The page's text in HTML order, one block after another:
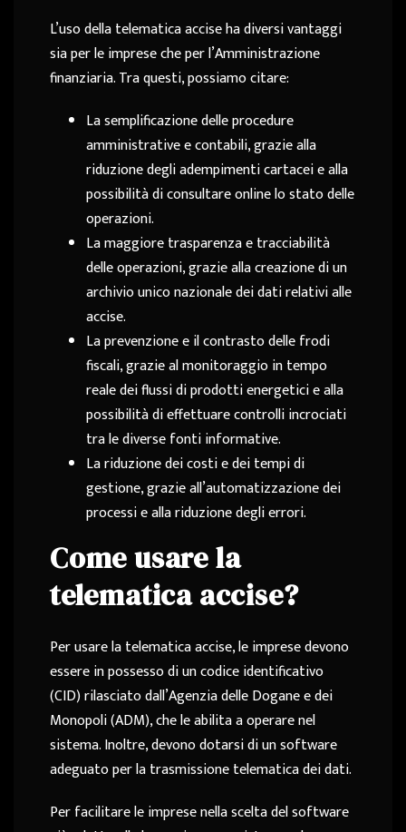
L’uso della telematica accise ha diversi vantaggi
sia per le imprese che per l’Amministrazione
finanziaria. Tra questi, possiamo citare:
La semplificazione delle procedure
amministrative e contabili, grazie alla
riduzione degli adempimenti cartacei e alla
possibilità di consultare online lo stato delle
operazioni.
La maggiore trasparenza e tracciabilità
delle operazioni, grazie alla creazione di un
archivio unico nazionale dei dati relativi alle
accise.
La prevenzione e il contrasto delle frodi
fiscali, grazie al monitoraggio in tempo
reale dei flussi di prodotti energetici e alla
possibilità di effettuare controlli incrociati
tra le diverse fonti informative.
La riduzione dei costi e dei tempi di
gestione, grazie all’automatizzazione dei
processi e alla riduzione degli errori.
Come usare la
telematica accise?
Per usare la telematica accise, le imprese devono
essere in possesso di un codice identificativo
(CID) rilasciato dall’Agenzia delle Dogane e dei
Monopoli (ADM), che le abilita a operare nel
sistema. Inoltre, devono dotarsi di un software
adeguato per la trasmissione telematica dei dati.
Per facilitare le imprese nella scelta del software